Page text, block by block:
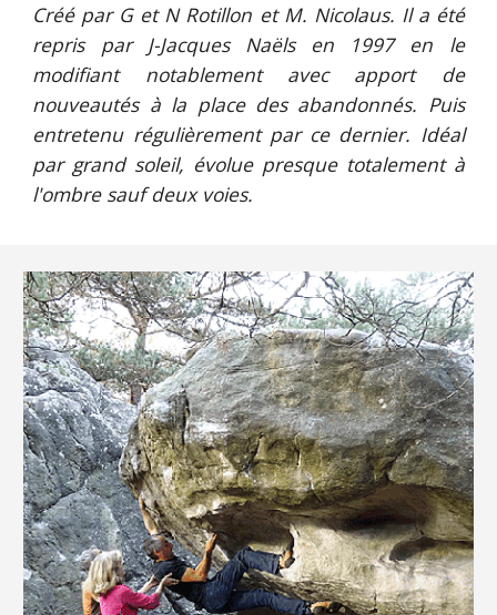
Créé par G et N Rotillon et M. Nicolaus. Il a été
repris par J-Jacques Naëls en 1997 en le
modifiant notablement avec apport de
nouveautés à la place des abandonnés. Puis
entretenu régulièrement par ce dernier. Idéal
par grand soleil, évolue presque totalement à
l'ombre sauf deux voies.